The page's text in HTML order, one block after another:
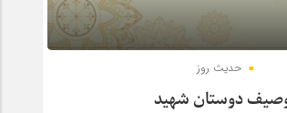
حدیث روز
دوستان شهید